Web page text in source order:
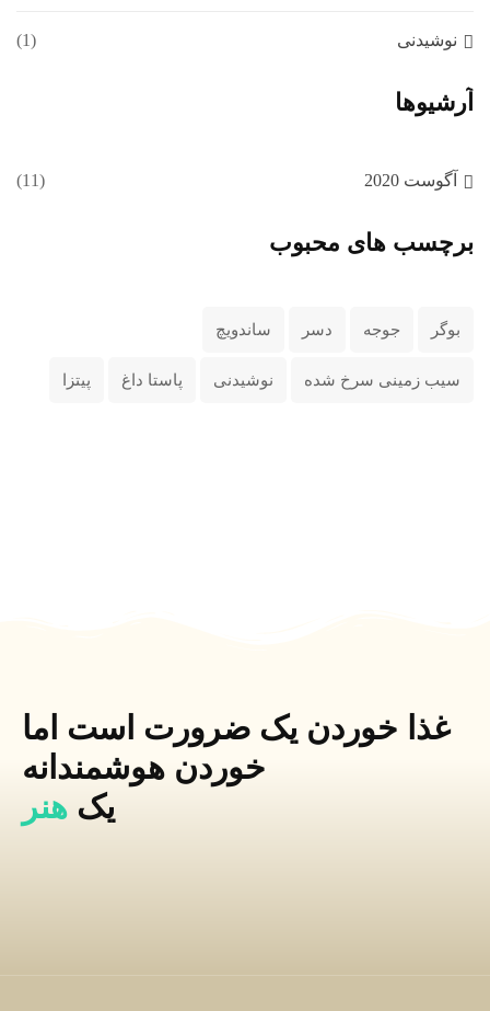
نوشیدنی (1)
آرشیوها
آگوست 2020 (11)
برچسب های محبوب
بوگر جوجه دسر ساندویچ
سیب زمینی سرخ شده نوشیدنی پاستا داغ پیتزا
غذا خوردن یک ضرورت است اما
خوردن هوشمندانه
یک هنر